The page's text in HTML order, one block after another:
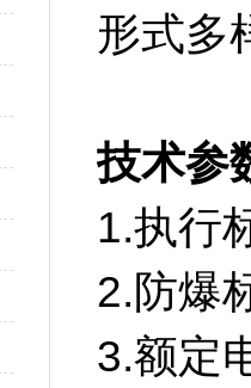
形式多
技术参
1.执行
2.防爆
3.额定